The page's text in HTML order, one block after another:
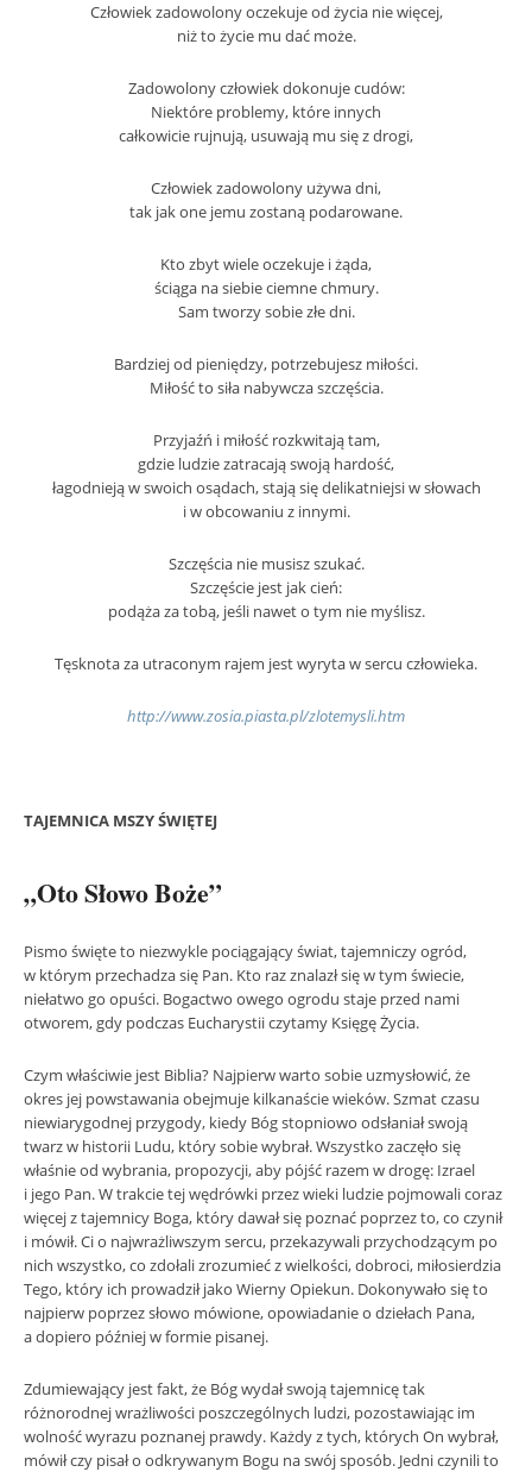
Człowiek zadowolony oczekuje od życia nie więcej,
niż to życie mu dać może.
Zadowolony człowiek dokonuje cudów:
Niektóre problemy, które innych
całkowicie rujnują, usuwają mu się z drogi,
Człowiek zadowolony używa dni,
tak jak one jemu zostaną podarowane.
Kto zbyt wiele oczekuje i żąda,
ściąga na siebie ciemne chmury.
Sam tworzy sobie złe dni.
Bardziej od pieniędzy, potrzebujesz miłości.
Miłość to siła nabywcza szczęścia.
Przyjaźń i miłość rozkwitają tam,
gdzie ludzie zatracają swoją hardość,
łagodnieją w swoich osądach, stają się delikatniejsi w słowach
i w obcowaniu z innymi.
Szczęścia nie musisz szukać.
Szczęście jest jak cień:
podąża za tobą, jeśli nawet o tym nie myślisz.
Tęsknota za utraconym rajem jest wyryta w sercu człowieka.
http://www.zosia.piasta.pl/zlotemysli.htm
TAJEMNICA MSZY ŚWIĘTEJ
„Oto Słowo Boże”
Pismo święte to niezwykle pociągający świat, tajemniczy ogród,
w którym przechadza się Pan. Kto raz znalazł się w tym świecie,
niełatwo go opuści. Bogactwo owego ogrodu staje przed nami
otworem, gdy podczas Eucharystii czytamy Księgę Życia.
Czym właściwie jest Biblia? Najpierw warto sobie uzmysłowić, że
okres jej powstawania obejmuje kilkanaście wieków. Szmat czasu
niewiarygodnej przygody, kiedy Bóg stopniowo odsłaniał swoją
twarz w historii Ludu, który sobie wybrał. Wszystko zaczęło się
właśnie od wybrania, propozycji, aby pójść razem w drogę: Izrael
i jego Pan. W trakcie tej wędrówki przez wieki ludzie pojmowali coraz
więcej z tajemnicy Boga, który dawał się poznać poprzez to, co czynił
i mówił. Ci o najwrażliwszym sercu, przekazywali przychodzącym po
nich wszystko, co zdołali zrozumieć z wielkości, dobroci, miłosierdzia
Tego, który ich prowadził jako Wierny Opiekun. Dokonywało się to
najpierw poprzez słowo mówione, opowiadanie o dziełach Pana,
a dopiero później w formie pisanej.
Zdumiewający jest fakt, że Bóg wydał swoją tajemnicę tak
różnorodnej wrażliwości poszczególnych ludzi, pozostawiając im
wolność wyrazu poznanej prawdy. Każdy z tych, których On wybrał,
mówił czy pisał o odkrywanym Bogu na swój sposób. Jedni czynili to